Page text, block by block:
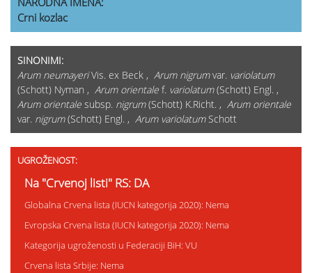
Crni kozlac
SINONIMI:
Arum neumayeriVis. ex Beck , Arum nigrumvar. variolatum
(Schott) Nyman , Arum orientale f. variolatum(Schott) Engl. ,
Arum orientale subsp. nigrum(Schott) K.Richt. , Arum orientale
var. nigrum(Schott) Engl. , Arum variolatumSchott
UGROŽENOST:
Na "Crvenoj listi" RS: DA
Globalna Crvena lista (IUCN kategorija 2020): Nema
Evropska Crvena lista (IUCN kategorija 2020): Nema
Kategorija ugroženosti u Federaciji BiH: VU
Crvena lista Srbije: Nema